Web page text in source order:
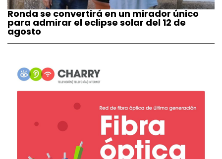
Ronda se convertirá en un mirador único
para admirar el eclipse solar del 12 de
agosto